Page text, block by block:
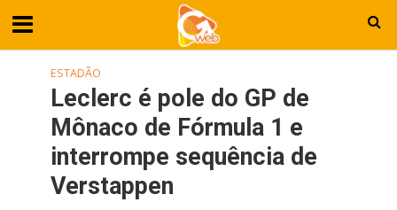
ESTADÃO
Leclerc é pole do GP de
Mônaco de Fórmula 1 e
interrompe sequência de
Verstappen